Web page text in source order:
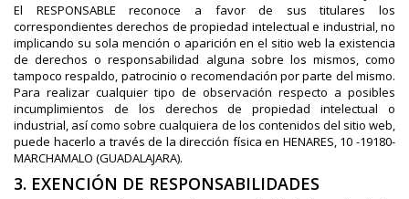
El RESPONSABLE reconoce a favor de sus titulares los
correspondientes derechos de propiedad intelectual e industrial, no
implicando su sola mención o aparición en el sitio web la existencia
de derechos o responsabilidad alguna sobre los mismos, como
tampoco respaldo, patrocinio o recomendación por parte del mismo.
Para realizar cualquier tipo de observación respecto a posibles
incumplimientos de los derechos de propiedad intelectual o
industrial, así como sobre cualquiera de los contenidos del sitio web,
puede hacerlo a través de la dirección física en HENARES, 10 -19180-
MARCHAMALO (GUADALAJARA).
3. EXENCIÓN DE RESPONSABILIDADES